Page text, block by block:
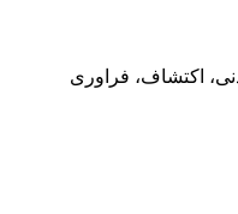
اکتشاف، فراوری